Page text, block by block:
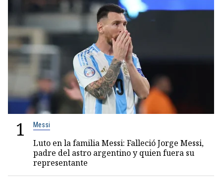
1 Messi
Luto en la familia Messi: Falleció Jorge Messi,
padre del astro argentino y quien fuera su
representante